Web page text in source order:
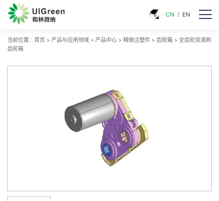
CN / EN
当前位置： 首页 > 产品与应用领域 > 产品中心 > 精微注塑件 > 齿轮箱 > 全齿轮双滚刷
齿轮箱